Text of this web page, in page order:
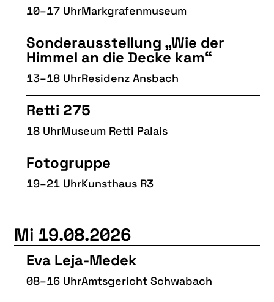
10–17 UhrMarkgrafenmuseum
Sonderausstellung „Wie der
Himmel an die Decke kam“
13–18 UhrResidenz Ansbach
Retti 275
18 UhrMuseum Retti Palais
Fotogruppe
19–21 UhrKunsthaus R3
Mi 19.08.2026
Eva Leja-Medek
08–16 UhrAmtsgericht Schwabach